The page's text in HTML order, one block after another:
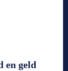
en geld